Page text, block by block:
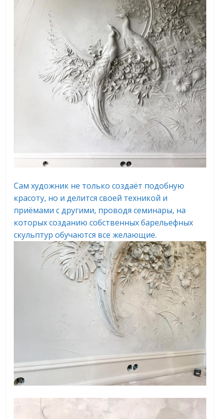
Сам художник не только создаёт подобную
красоту, но и делится своей техникой и
приёмами с другими, проводя семинары, на
которых созданию собственных барельефных
скульптур обучаются все желающие.